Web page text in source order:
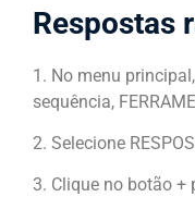
Respostas
1. No menu
sequência,
2. Selecione
3. Clique no botão +